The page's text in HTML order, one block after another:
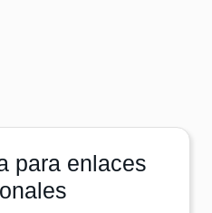
para enlaces